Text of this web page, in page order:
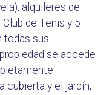
alquileres de
de Tenis y 5
todas sus
se accede
cubierta y el jardín,